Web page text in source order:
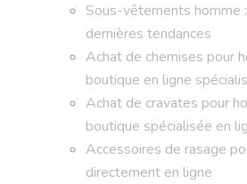
Sous-vêtements homme
dernières tendances
Achat de chemises pour
boutique en ligne
Achat de cravates pour
boutique spécialisée en
Accessoires de rasage
directement en ligne